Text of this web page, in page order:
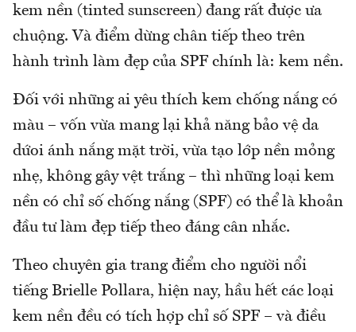
kem nền (tinted sunscreen) đang rất được ưa
chuộng. Và điểm dừng chân tiếp theo trên
hành trình làm đẹp của SPF chính là: kem nền.
Đối với những ai yêu thích kem chống nắng có
màu – vốn vừa mang lại khả năng bảo vệ da
dứoi ánh nắng mặt trời, vừa tạo lớp nền mỏng
nhẹ, không gây vệt trắng – thì những loại kem
nền có chỉ số chống nắng (SPF) có thể là khoản
đầu tư làm đẹp tiếp theo đáng cân nhắc.
Theo chuyên gia trang điểm cho người nổi
tiếng Brielle Pollara, hiện nay, hầu hết các loại
kem nền đều có tích hợp chỉ số SPF – và điều